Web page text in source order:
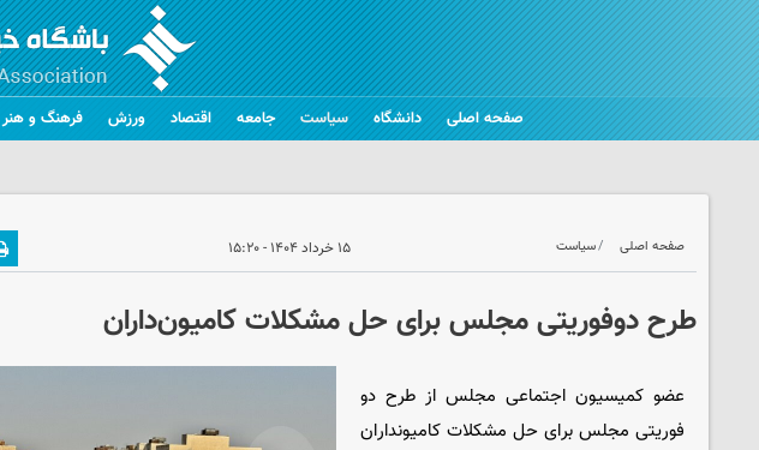
صفحه اصلی دانشگاه سیاست جامعه اقتصاد ورزش فرهنگ و هنر
صفحه اصلی سیاست ۱۵ خرداد ۱۴۰۴ - ۱۵:۲۰
طرح دوفوریتی مجلس برای حل مشکلات کامیون‌داران
عضو کمیسیون اجتماعی مجلس از طرح دو
فوریتی مجلس برای حل مشکلات کامیونداران